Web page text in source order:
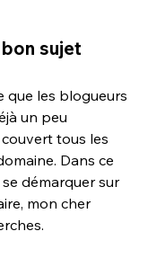
sujet
les blogueurs
un peu
tous les
Dans ce
se démarquer sur
mon cher